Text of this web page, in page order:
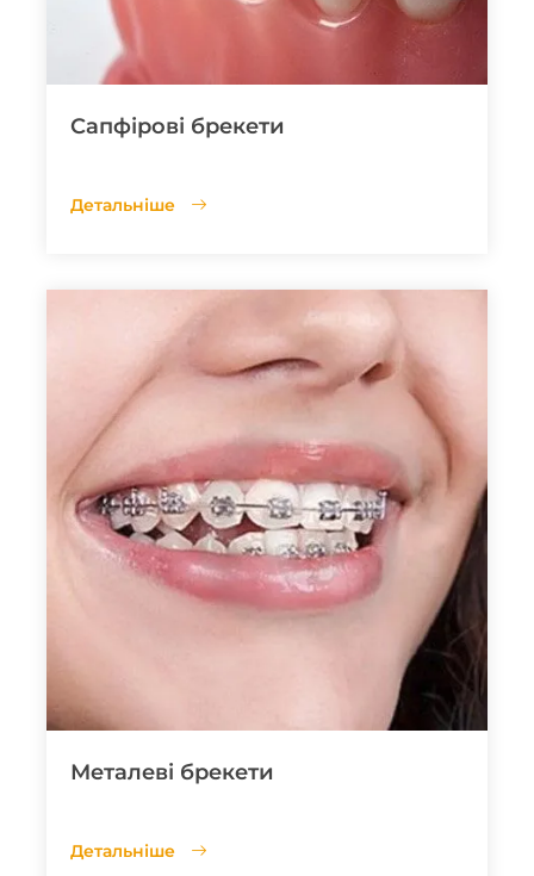
Сапфірові брекети
Детальніше
Металеві брекети
Детальніше